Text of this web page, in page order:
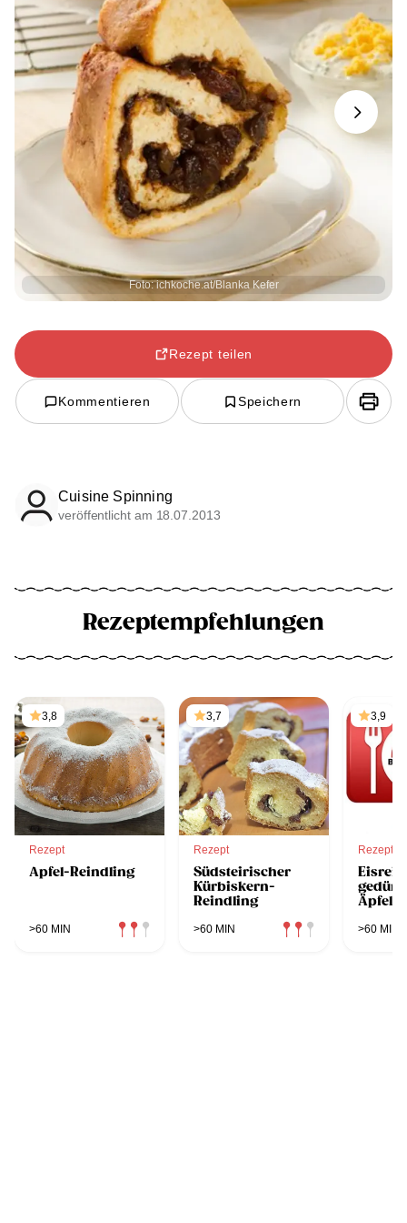
Foto: ichkoche.at/Blanka Kefer
Next
Rezept teilen
Kommentieren Speichern
Cuisine Spinning
veröffentlicht am 18.07.2013
Rezeptempfehlungen
3,8
Rezept
Apfel-Reindling
>60 MIN
3,7
Rezept
Südsteirischer
Kürbiskern-
Reindling
>60 MIN
3,9
Rezept
Äpfeln
>60 MIN